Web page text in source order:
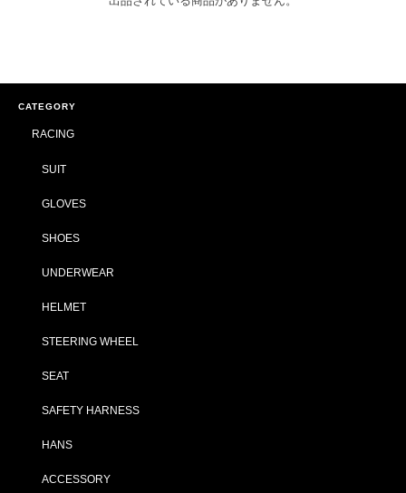
CATEGORY
RACING
SUIT
GLOVES
SHOES
UNDERWEAR
HELMET
STEERING WHEEL
SEAT
SAFETY HARNESS
HANS
ACCESSORY